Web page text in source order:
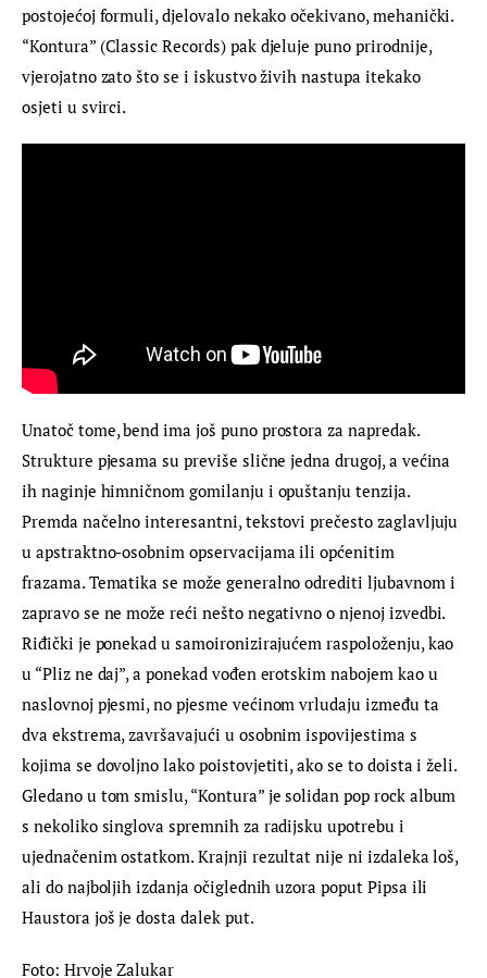
postojećoj formuli, djelovalo nekako očekivano, mehanički.
“Kontura” (Classic Records) pak djeluje puno prirodnije,
vjerojatno zato što se i iskustvo živih nastupa itekako
osjeti u svirci.
Unatoč tome, bend ima još puno prostora za napredak.
Strukture pjesama su previše slične jedna drugoj, a većina
ih naginje himničnom gomilanju i opuštanju tenzija.
Premda načelno interesantni, tekstovi prečesto zaglavljuju
u apstraktno-osobnim opservacijama ili općenitim
frazama. Tematika se može generalno odrediti ljubavnom i
zapravo se ne može reći nešto negativno o njenoj izvedbi.
Riđički je ponekad u samoironizirajućem raspoloženju, kao
u “Pliz ne daj”, a ponekad vođen erotskim nabojem kao u
naslovnoj pjesmi, no pjesme većinom vrludaju između ta
dva ekstrema, završavajući u osobnim ispovijestima s
kojima se dovoljno lako poistovjetiti, ako se to doista i želi.
Gledano u tom smislu, “Kontura” je solidan pop rock album
s nekoliko singlova spremnih za radijsku upotrebu i
ujednačenim ostatkom. Krajnji rezultat nije ni izdaleka loš,
ali do najboljih izdanja očiglednih uzora poput Pipsa ili
Haustora još je dosta dalek put.
Foto: Hrvoje Zalukar